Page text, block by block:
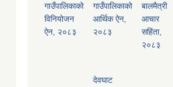
गाउँपालिकाको
विनियोजन
ऐन, २०८३
गाउँपालिकाको
आर्थिक ऐन,
२०८३
बालमैत्री
आचार
सहिंता,
२०८३
देवघाट